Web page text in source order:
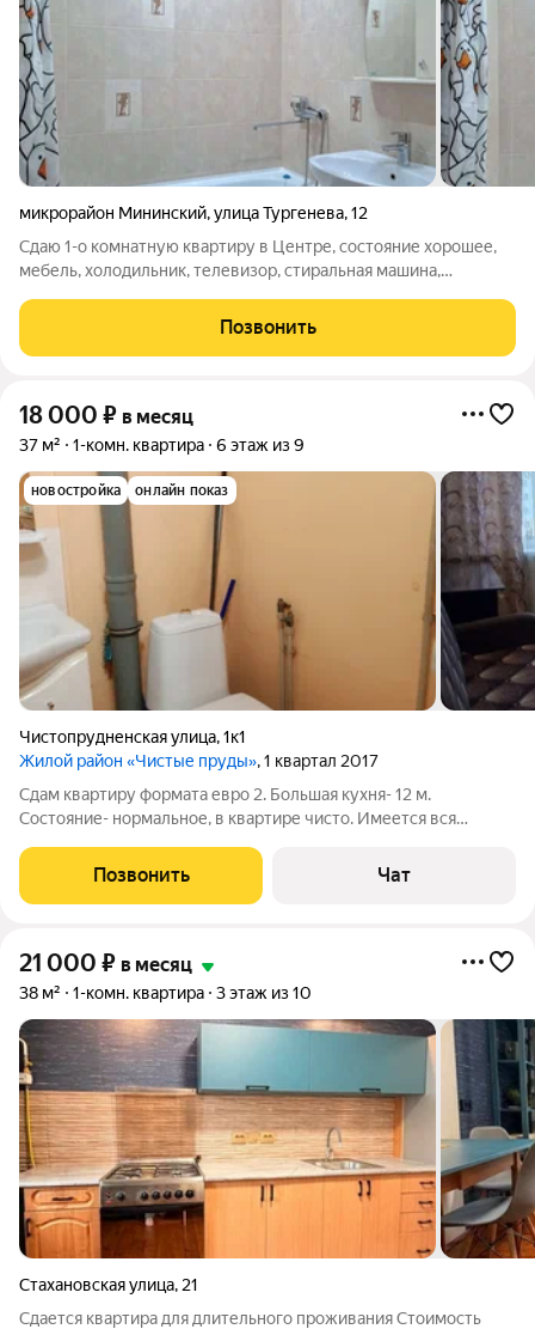
микрорайон Мининский,улица Тургенева,12
Сдаю 1-о комнатную квартиру в Центре, состояние хорошее,
мебель, холодильник, телевизор, стиральная машина,
платежи. Фотографии настоящие.
Позвонить
18 000 ₽ в месяц
37 м² 1-комн. квартира 6 этаж из 9
новостройка онлайн показ
Чистопрудненская улица,1к1
Жилой район «Чистые пруды», 1 квартал 2017
Сдам квартиру формата евро 2. Большая кухня- 12 м.
Состояние- нормальное, в квартире чисто. Имеется вся
Развитая инфра-ра.
Позвонить Чат
21 000 ₽ в месяц
38 м² 1-комн. квартира 3 этаж из 10
Стахановская улица, 21
Сдается квартира для длительного проживания Стоимость